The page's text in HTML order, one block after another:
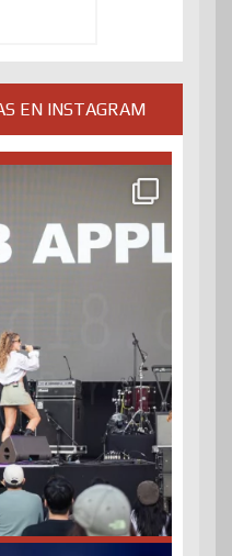
EN INSTAGRAM